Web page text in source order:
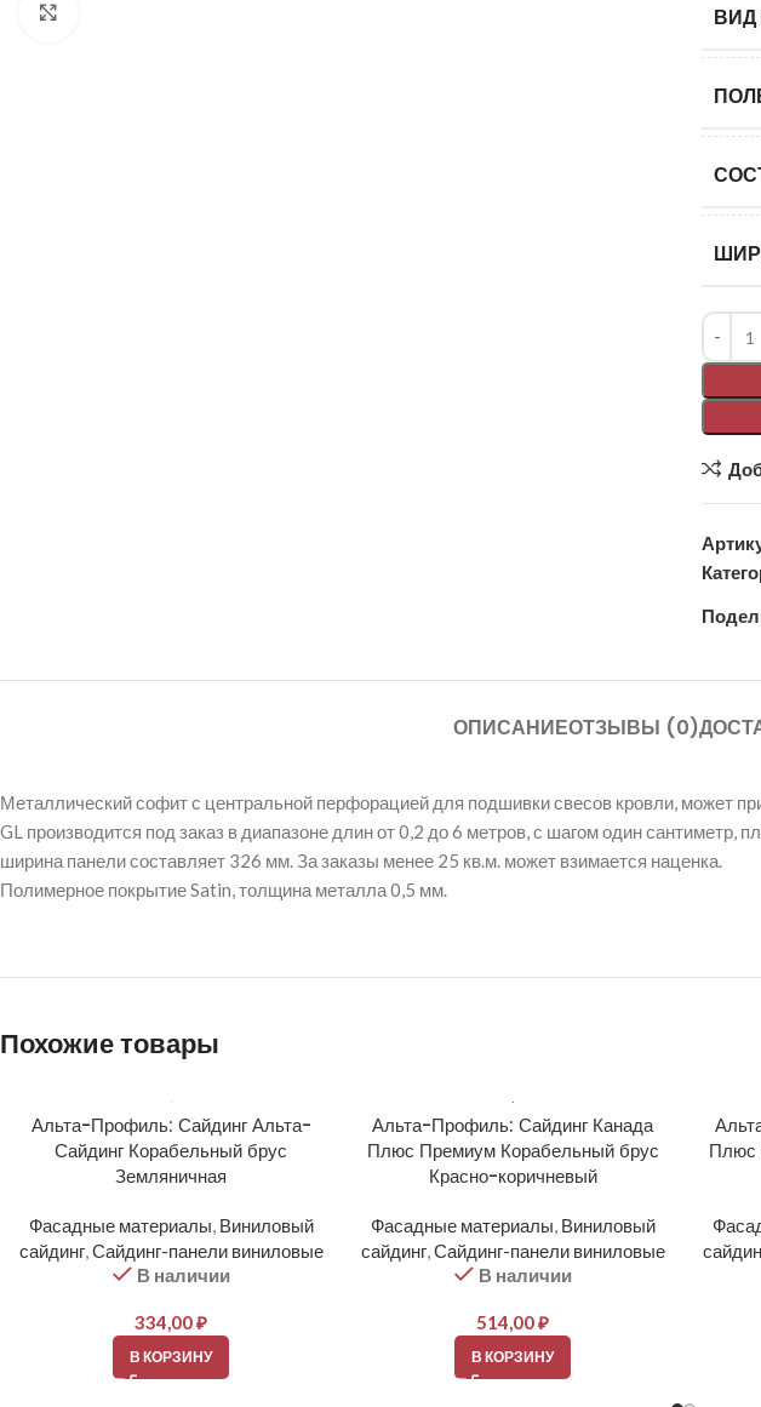
ВИД
ОПИСАНИЕОТЗЫВЫ (0)
Металлический софит с центральной перфорацией для подшивки свесов кровли, может
GL производится под заказ в диапазоне длин от 0,2 до 6 метров, с шагом один
ширина панели составляет 326 мм. За заказы менее 25 кв.м. может взимается наценка.
Полимерное покрытие Satin, толщина металла 0,5 мм.
Похожие товары
Альта-Профиль: Сайдинг Альта-
Сайдинг Корабельный брус
Земляничная
Фасадные материалы, Виниловый
сайдинг,Сайдинг-панели виниловые
В наличии
334,00₽
В КОРЗИНУ
Альта-Профиль: Сайдинг Канада
Плюс Премиум Корабельный брус
Красно-коричневый
Фасадные материалы, Виниловый
сайдинг,Сайдинг-панели виниловые
В наличии
514,00₽
В КОРЗИНУ
Плюс